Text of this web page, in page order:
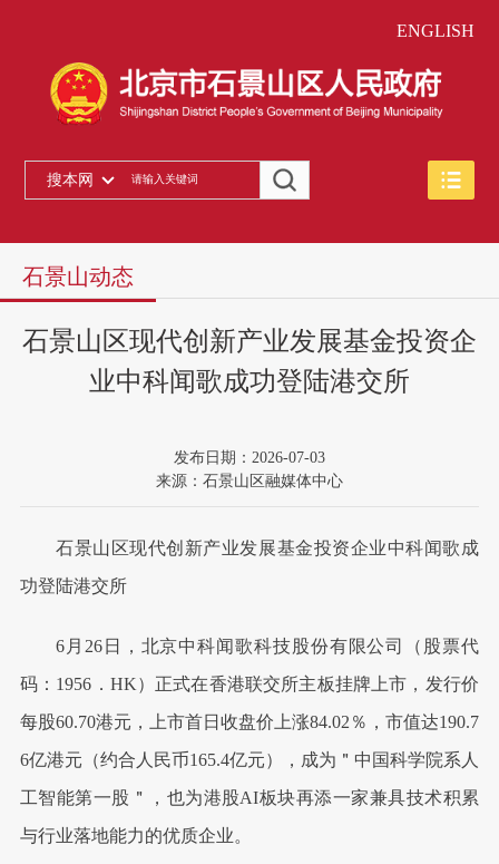
ENGLISH
搜本网
石景山动态
石景山区现代创新产业发展基金投资企
业中科闻歌成功登陆港交所
发布日期：2026-07-03
来源：石景山区融媒体中心
石景山区现代创新产业发展基金投资企业中科闻歌成
功登陆港交所
6月26日，北京中科闻歌科技股份有限公司（股票代
码：1956．HK）正式在香港联交所主板挂牌上市，发行价
每股60.70港元，上市首日收盘价上涨84.02％，市值达190.7
6亿港元（约合人民币165.4亿元），成为＂中国科学院系人
工智能第一股＂，也为港股AI板块再添一家兼具技术积累
与行业落地能力的优质企业。